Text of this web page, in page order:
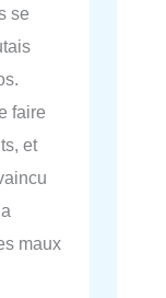
se
faire
et
maux